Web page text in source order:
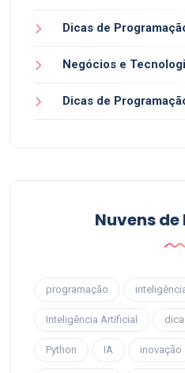
Dicas de
Negócios e
Dicas de
Nuvens
programação
Inteligência Artificial
Python IA inovação